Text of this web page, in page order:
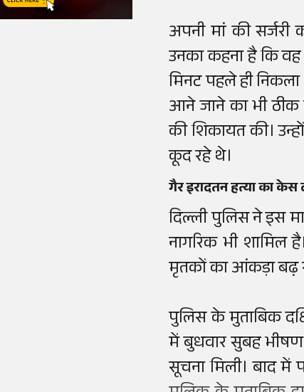
अपनी मां की
उनका कहना है कि
मिनट पहले ही
आने जाने का भी ठीक
की शिकायत की।
कूद रहे थे।
गैर इरादतन हत्या का केस
दिल्ली पुलिस ने इस
नागरिक भी शामिल
मृतकों का आंकड़ा बढ़
पुलिस के मुताबिक
में बुधवार सुबह
सूचना मिली। बाद